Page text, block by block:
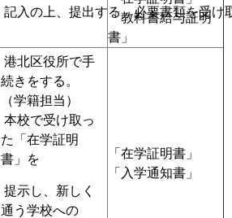
記入の上、提出する。必要書類を受け
「教科書給与証明
書」
港北区役所で手
続きをする。
（学籍担当）
本校で受け取っ
た「在学証明
書」を
提示し、新しく
通う学校への
「在学証明書」
「入学通知書」